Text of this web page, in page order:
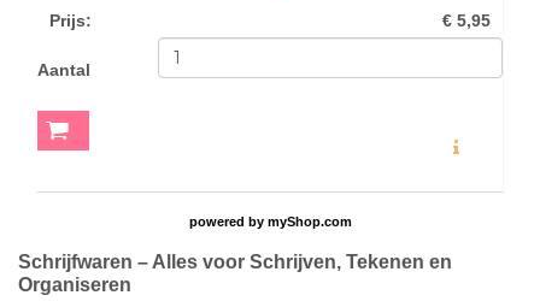
Prijs: € 5,95
Aantal
powered by myShop.com
Schrijfwaren – Alles voor Schrijven, Tekenen en
Organiseren